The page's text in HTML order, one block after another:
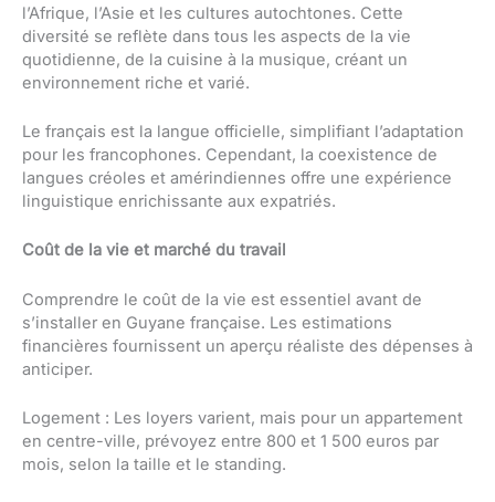
l’Afrique, l’Asie et les cultures autochtones. Cette
diversité se reflète dans tous les aspects de la vie
quotidienne, de la cuisine à la musique, créant un
environnement riche et varié.
Le français est la langue officielle, simplifiant l’adaptation
pour les francophones. Cependant, la coexistence de
langues créoles et amérindiennes offre une expérience
linguistique enrichissante aux expatriés.
Coût de la vie et marché du travail
Comprendre le coût de la vie est essentiel avant de
s’installer en Guyane française. Les estimations
financières fournissent un aperçu réaliste des dépenses à
anticiper.
Logement : Les loyers varient, mais pour un appartement
en centre-ville, prévoyez entre 800 et 1 500 euros par
mois, selon la taille et le standing.